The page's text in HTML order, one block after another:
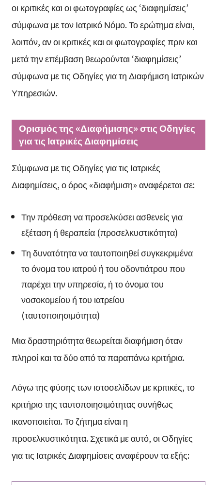
οι κριτικές και οι φωτογραφίες ως ‘διαφημίσεις’
σύμφωνα με τον Ιατρικό Νόμο. Το ερώτημα είναι,
λοιπόν, αν οι κριτικές και οι φωτογραφίες πριν και
μετά την επέμβαση θεωρούνται ‘διαφημίσεις’
σύμφωνα με τις Οδηγίες για τη Διαφήμιση Ιατρικών
Υπηρεσιών.
Ορισμός της «Διαφήμισης» στις Οδηγίες
για τις Ιατρικές Διαφημίσεις
Σύμφωνα με τις Οδηγίες για τις Ιατρικές
Διαφημίσεις, ο όρος «διαφήμιση» αναφέρεται σε:
Την πρόθεση να προσελκύσει ασθενείς για
εξέταση ή θεραπεία (προσελκυστικότητα)
Τη δυνατότητα να ταυτοποιηθεί συγκεκριμένα
το όνομα του ιατρού ή του οδοντιάτρου που
παρέχει την υπηρεσία, ή το όνομα του
νοσοκομείου ή του ιατρείου
(ταυτοποιησιμότητα)
Μια δραστηριότητα θεωρείται διαφήμιση όταν
πληροί και τα δύο από τα παραπάνω κριτήρια.
Λόγω της φύσης των ιστοσελίδων με κριτικές, το
κριτήριο της ταυτοποιησιμότητας συνήθως
ικανοποιείται. Το ζήτημα είναι η
προσελκυστικότητα. Σχετικά με αυτό, οι Οδηγίες
για τις Ιατρικές Διαφημίσεις αναφέρουν τα εξής: